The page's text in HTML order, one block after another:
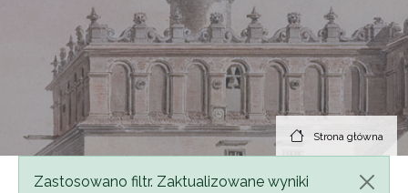
Strona główna
Komunikat
Zastosowano filtr. Zaktualizowane wyniki